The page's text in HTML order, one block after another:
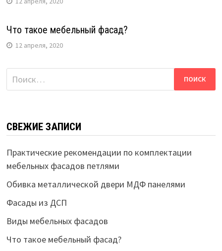
Что такое мебельный фасад?
12 апреля, 2020
Найти:
СВЕЖИЕ ЗАПИСИ
Практические рекомендации по комплектации
мебельных фасадов петлями
Обивка металлической двери МДФ панелями
Фасады из ДСП
Виды мебельных фасадов
Что такое мебельный фасад?